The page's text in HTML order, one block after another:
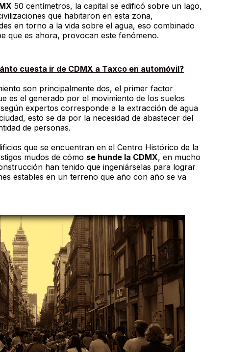
50 centímetros, la capital se edificó sobre un lago,
que habitaron en esta zona,
en torno a la vida sobre el agua, eso combinado
que es ahora, provocan este fenómeno.
cuesta ir de CDMX a Taxco en automóvil?
son principalmente dos, el primer factor
es el generado por el movimiento de los suelos
expertos corresponde a la extracción de agua
esto se da por la necesidad de abastecer del
de personas.
que se encuentran en el Centro Histórico de la
mudos de cómo se hunde la CDMX, en mucho
han tenido que ingeniárselas para lograr
estables en un terreno que año con año se va